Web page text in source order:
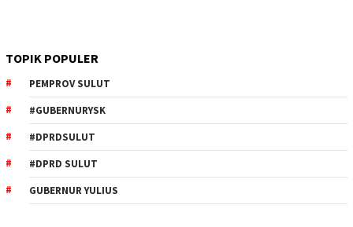
TOPIK POPULER
PEMPROV SULUT
#GUBERNURYSK
#DPRDSULUT
#DPRD SULUT
GUBERNUR YULIUS